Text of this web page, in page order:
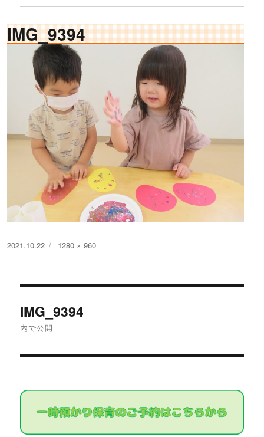
IMG_9394
投
2021.10.22
フ
1280 × 960
稿
ゲ
IMG_9394
内で公開